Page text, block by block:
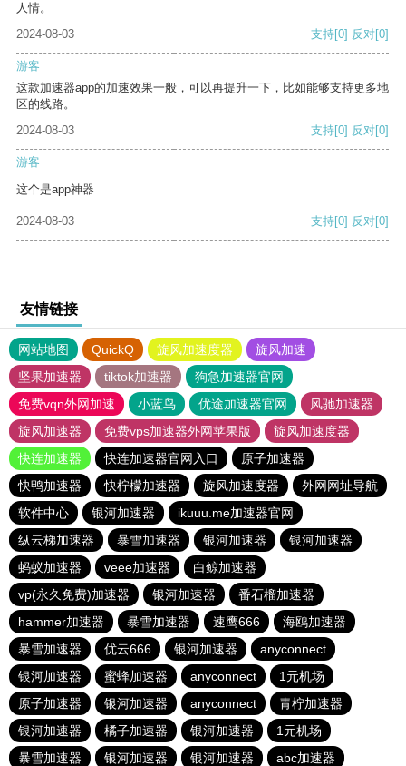
人情。
2024-08-03
支持[0] 反对[0]
游客
这款加速器app的加速效果一般，可以再提升一下，比如能够支持更多地
区的线路。
2024-08-03
支持[0] 反对[0]
游客
这个是app神器
2024-08-03 支持[0] 反对[0]
友情链接
网站地图 QuickQ 旋风加速度器
旋风加速
坚果加速器
tiktok加速器
狗急加速器官网
免费vqn外网加速
小蓝鸟 优途加速器官网
风驰加速器
旋风加速器
免费vps加速器外网苹果版
旋风加速度器
快连加速器
快连加速器官网入口
原子加速器
快鸭加速器
快柠檬加速器 旋风加速度器
外网网址导航
软件中心
银河加速器
ikuuu.me加速器官网
纵云梯加速器
暴雪加速器 银河加速器
银河加速器
蚂蚁加速器
veee加速器
白鲸加速器
vp(永久免费)加速器
银河加速器
番石榴加速器
hammer加速器
暴雪加速器 速鹰666
海鸥加速器
暴雪加速器
优云666 银河加速器
anyconnect
银河加速器
蜜蜂加速器 anyconnect
1元机场
原子加速器
银河加速器 anyconnect
青柠加速器
银河加速器
橘子加速器 银河加速器
1元机场
暴雪加速器
银河加速器 银河加速器 abc加速器